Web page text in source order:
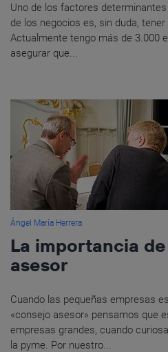
Uno de los factores
de los negocios es, sin duda,
Actualmente tengo más de 3.000
asegurar que...
Ángel María Herrera
La importancia
asesor
Cuando las pequeñas empresas
«consejo asesor» pensamos que
empresas grandes, cuando
la pyme. Por nuestro...